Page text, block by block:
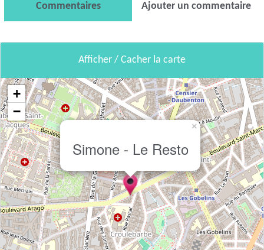
Commentaires Ajouter un commentaire
Afficher / Cacher la carte
Simone - Le Resto
×
+
−